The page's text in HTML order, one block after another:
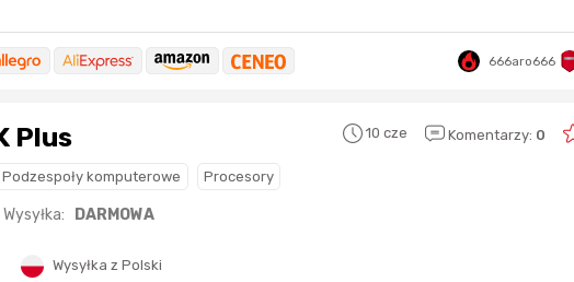
666aro666
Plus 10 cze Komentarzy: 0
Podzespoły komputerowe Procesory
Wysyłka: DARMOWA
Wysyłka z Polski